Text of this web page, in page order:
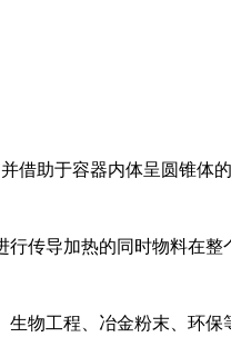
借助于容器内体呈圆锥体
传导加热的同时物料在整
物工程、冶金粉末、环保